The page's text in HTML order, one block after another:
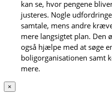
kan se, hvor pengene
justeres. Nogle
samtale, mens andre
mere langsigtet plan. Den
også hjælpe med at søge
boligorganisationen samt
mere.
×